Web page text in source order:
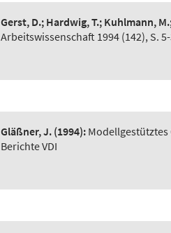
Gerst, D.; Hardwig, T.; Kuhlmann,
Arbeitswissenschaft 1994 (142), S.
Gläßner, J. (1994):
Berichte VDI